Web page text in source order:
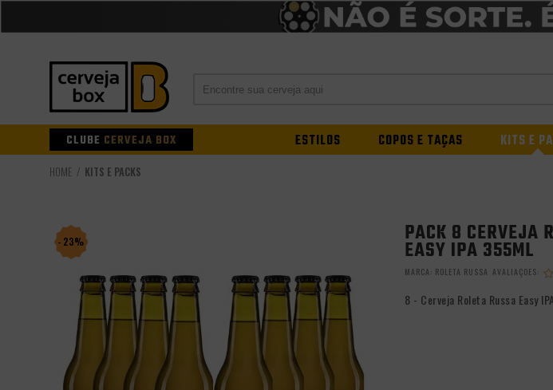
CLUBE CERVEJA BOX ESTILOS COPOS E TAÇAS KITS E
KITS E PACKS
- 23% PACK 8 CERVEJA
EASY IPA 355ML
MARCA: ROLETA RUSSA
8 - Cerveja Roleta Russa Easy